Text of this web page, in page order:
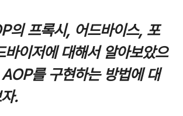
의 프록시, 어드바이스, 포
바이저에 대해서 알아보았으
를 구현하는 방법에 대
.